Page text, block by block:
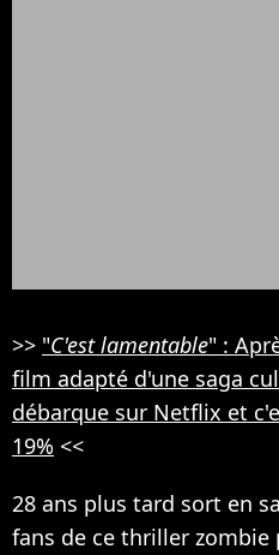
>> "C'est lamentable" :
film adapté d'une saga
débarque sur Netflix et
19% <<
28 ans plus tard sort en
fans de ce thriller